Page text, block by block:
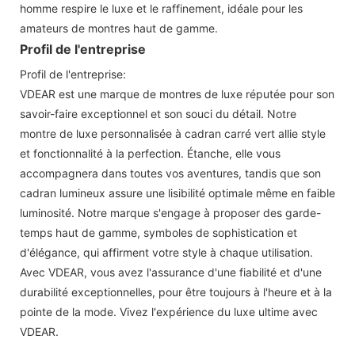
homme respire le luxe et le raffinement, idéale pour les
amateurs de montres haut de gamme.
Profil de l'entreprise
Profil de l'entreprise:
VDEAR est une marque de montres de luxe réputée pour son
savoir-faire exceptionnel et son souci du détail. Notre
montre de luxe personnalisée à cadran carré vert allie style
et fonctionnalité à la perfection. Étanche, elle vous
accompagnera dans toutes vos aventures, tandis que son
cadran lumineux assure une lisibilité optimale même en faible
luminosité. Notre marque s'engage à proposer des garde-
temps haut de gamme, symboles de sophistication et
d'élégance, qui affirment votre style à chaque utilisation.
Avec VDEAR, vous avez l'assurance d'une fiabilité et d'une
durabilité exceptionnelles, pour être toujours à l'heure et à la
pointe de la mode. Vivez l'expérience du luxe ultime avec
VDEAR.